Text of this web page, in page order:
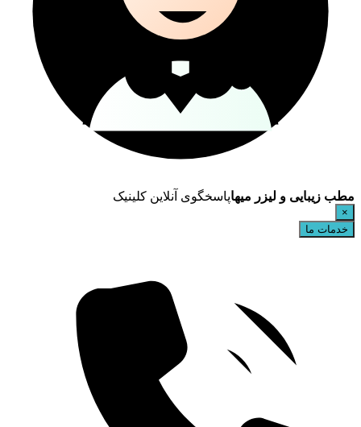
مطب زیبایی و لیزر میهاپاسخگوی آنلاین کلینیک
×
خدمات ما